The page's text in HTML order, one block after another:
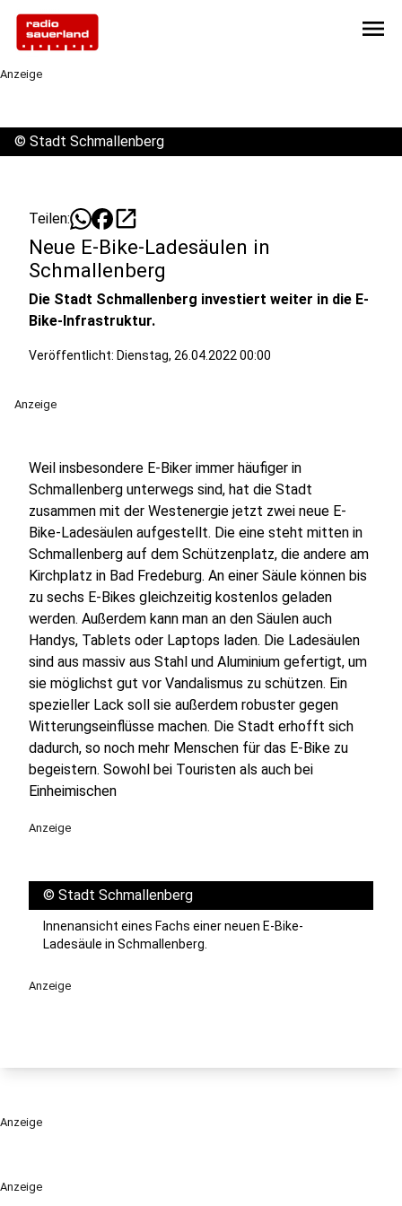
menu
Anzeige
Anzeige
© Stadt Schmallenberg
Teilen: open_in_new
Neue E-Bike-Ladesäulen in
Schmallenberg
Die Stadt Schmallenberg investiert weiter in die E-
Bike-Infrastruktur.
Veröffentlicht: Dienstag, 26.04.2022 00:00
Anzeige
Weil insbesondere E-Biker immer häufiger in
Schmallenberg unterwegs sind, hat die Stadt
zusammen mit der Westenergie jetzt zwei neue E-
Bike-Ladesäulen aufgestellt. Die eine steht mitten in
Schmallenberg auf dem Schützenplatz, die andere am
Kirchplatz in Bad Fredeburg. An einer Säule können bis
zu sechs E-Bikes gleichzeitig kostenlos geladen
werden. Außerdem kann man an den Säulen auch
Handys, Tablets oder Laptops laden. Die Ladesäulen
sind aus massiv aus Stahl und Aluminium gefertigt, um
sie möglichst gut vor Vandalismus zu schützen. Ein
spezieller Lack soll sie außerdem robuster gegen
Witterungseinflüsse machen. Die Stadt erhofft sich
dadurch, so noch mehr Menschen für das E-Bike zu
begeistern. Sowohl bei Touristen als auch bei
Einheimischen
Anzeige
© Stadt Schmallenberg
Innenansicht eines Fachs einer neuen E-Bike-
Ladesäule in Schmallenberg.
Anzeige
Anzeige